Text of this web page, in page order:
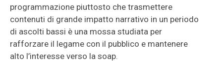
programmazione piuttosto che trasmettere
contenuti di grande impatto narrativo in un periodo
di ascolti bassi è una mossa studiata per
rafforzare il legame con il pubblico e mantenere
alto l’interesse verso la soap.